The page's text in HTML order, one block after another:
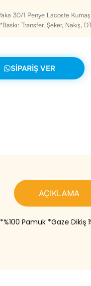
30/1 Penye Lacoste
Transfer, Şeker, Nakış,
SIPARIŞ VER
AÇIKLAMA
Pamuk *Gaze Dikiş